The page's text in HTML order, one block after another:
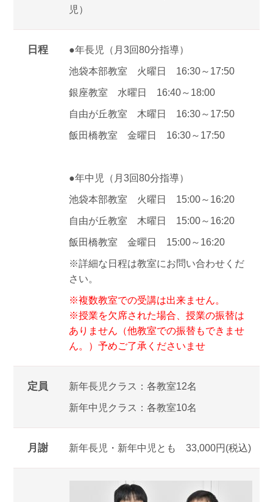
児）
日程 ●年長児（月3回80分指導）
池袋本部教室 火曜日 16:30～17:50
銀座教室 水曜日 16:40～18:00
自由が丘教室 木曜日 16:30～17:50
飯田橋教室 金曜日 16:30～17:50
●年中児（月3回80分指導）
池袋本部教室 火曜日 15:00～16:20
自由が丘教室 木曜日 15:00～16:20
飯田橋教室 金曜日 15:00～16:20
※詳細な日程は教室にお問い合わせくだ
さい。
※複数教室での受講は出来ません。
※授業を欠席された場合、授業の振替は
ありません（他教室での振替もできませ
ん。） 予めご了承くださいませ
定員 新年長児クラス：各教室12名
新年中児クラス：各教室10名
月謝 新年長児・新年中児とも 33,000円(税込)